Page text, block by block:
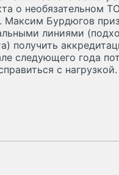
о необязательном
Максим Бурдюгов
линиями
получить
следующего года
с нагрузкой.